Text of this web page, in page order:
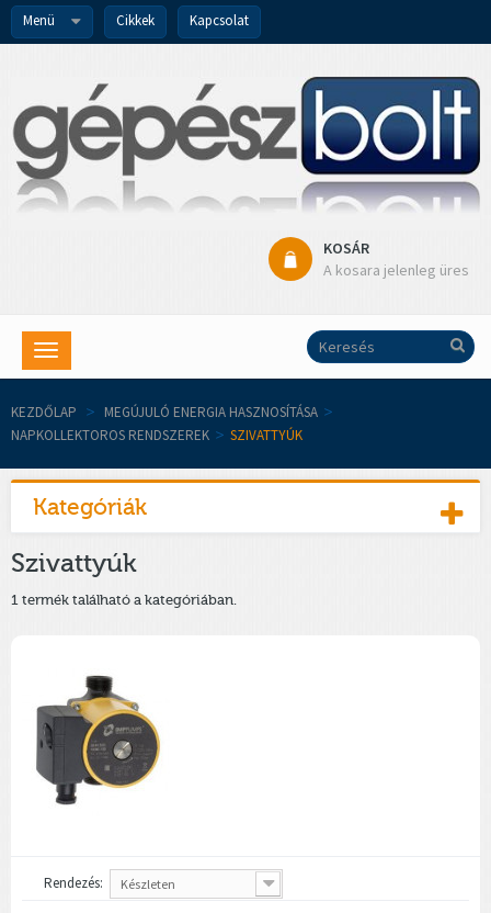
Menü Cikkek Kapcsolat
KOSÁR
A kosara jelenleg üres
Toggle
navigation
KEZDŐLAP > MEGÚJULÓ ENERGIA HASZNOSÍTÁSA >
NAPKOLLEKTOROS RENDSZEREK > SZIVATTYÚK
Kategóriák
Szivattyúk
1 termék található a kategóriában.
Rendezés: Készleten